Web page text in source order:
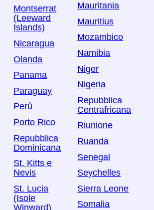
Montserrat
(Leeward
Islands)
Nicaragua
Olanda
Panama
Paraguay
Perù
Porto Rico
Repubblica
Dominicana
St. Kitts e
Nevis
St. Lucia
(Isole
Winward)
Mauritania
Mauritius
Mozambico
Namibia
Niger
Nigeria
Repubblica
Centrafricana
Riunione
Ruanda
Senegal
Seychelles
Sierra Leone
Somalia